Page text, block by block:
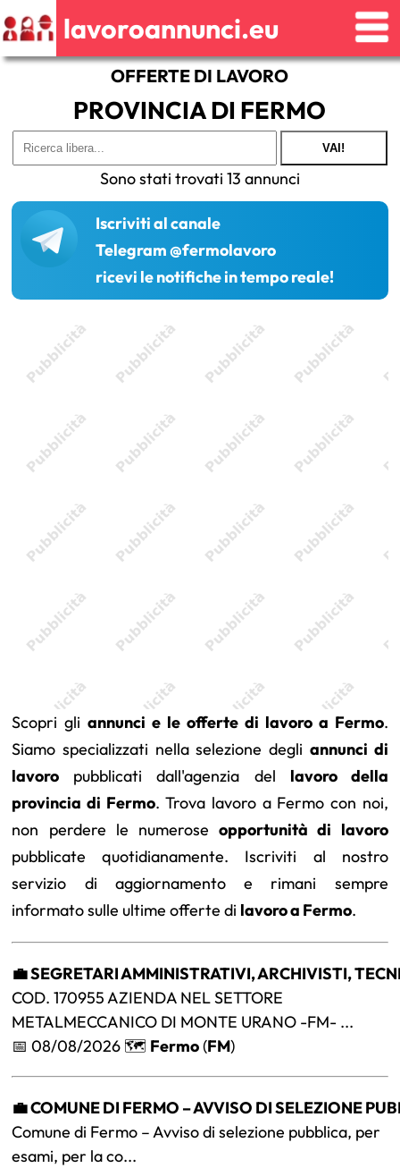
lavoroannunci.eu
OFFERTE DI LAVORO
PROVINCIA DI FERMO
VAI!
Sono stati trovati 13 annunci
Iscriviti al canale
Telegram @fermolavoro
ricevi le notifiche in tempo reale!
Scopri gliannunci e le offerte di lavoro a Fermo.
Siamo specializzati nella selezione degli annunci di
lavoro pubblicati dall'agenzia del lavoro della
provincia di Fermo. Trova lavoro a Fermo con noi,
non perdere le numeroseopportunità di lavoro
pubblicate quotidianamente. Iscriviti al nostro
servizio di aggiornamento e rimani sempre
informato sulle ultime offerte di lavoro a Fermo.
💼 SEGRETARI AMMINISTRATIVI, ARCHIVISTI,
COD. 170955 AZIENDA NEL SETTORE
METALMECCANICO DI MONTE URANO -FM- ...
📅 08/08/2026 🗺️ Fermo(FM)
💼 COMUNE DI FERMO – AVVISO DI SELEZIONE
Comune di Fermo – Avviso di selezione pubblica, per
esami, per la co...